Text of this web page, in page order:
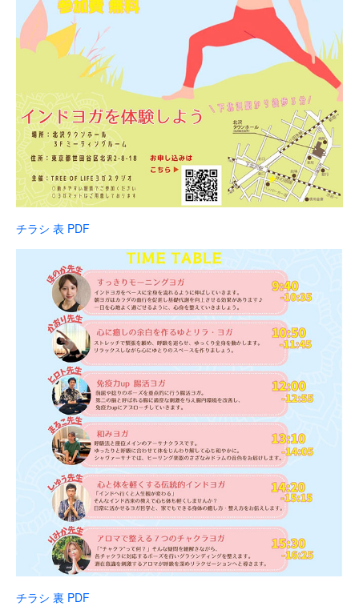
チラシ 表 PDF
チラシ 裏 PDF